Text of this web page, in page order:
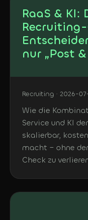
RaaS & KI:
nur „Post
Recruiting · 2026-
Wie die
Service und KI
skalierbar,
macht – ohne
Check zu